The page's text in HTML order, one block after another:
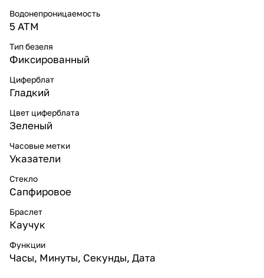
Водонепроницаемость
5 ATM
Тип безеля
Фиксированный
Циферблат
Гладкий
Цвет циферблата
Зеленый
Часовые метки
Указатели
Стекло
Сапфировое
Браслет
Каучук
Функции
Часы, Минуты, Секунды, Дата